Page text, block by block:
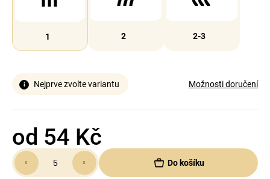
1 2 2-3
Nejprve zvolte variantu Možnosti doručení
od 54 Kč
Měrná
cena:
Do košíku